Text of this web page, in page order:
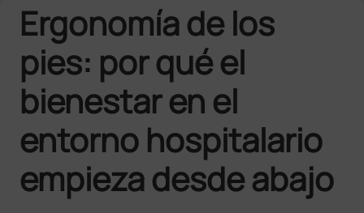
Ergonomía de los
pies: por qué el
bienestar en el
entorno hospitalario
empieza desde abajo